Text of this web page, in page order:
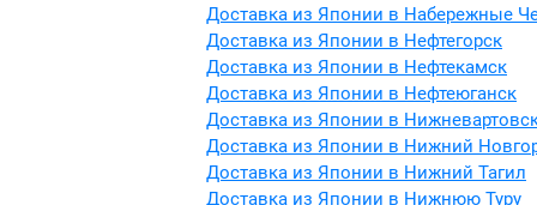
Доставка из Японии в Набережные
Доставка из Японии в Нефтегорск
Доставка из Японии в Нефтекамск
Доставка из Японии в Нефтеюганск
Доставка из Японии в
Доставка из Японии в Нижний
Доставка из Японии в Нижний Тагил
Доставка из Японии в Нижнюю Туру